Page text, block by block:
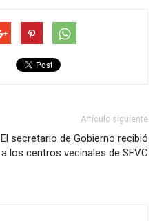
Artículo siguiente
El secretario de Gobierno recibió
a los centros vecinales de SFVC